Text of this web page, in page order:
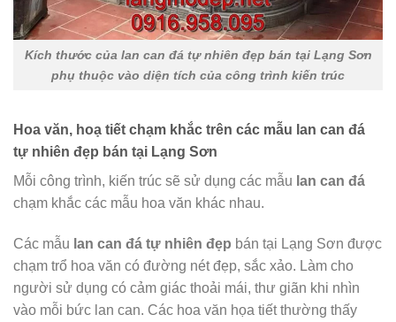
Kích thước của lan can đá tự nhiên đẹp bán tại Lạng Sơn
phụ thuộc vào diện tích của công trình kiến trúc
Hoa văn, hoạ tiết chạm khắc trên các mẫu lan can đá
tự nhiên đẹp bán tại Lạng Sơn
Mỗi công trình, kiến trúc sẽ sử dụng các mẫu lan can đá
chạm khắc các mẫu hoa văn khác nhau.
Các mẫu lan can đá tự nhiên đẹp bán tại Lạng Sơn được
chạm trổ hoa văn có đường nét đẹp, sắc xảo. Làm cho
người sử dụng có cảm giác thoải mái, thư giãn khi nhìn
vào mỗi bức lan can. Các hoa văn họa tiết thường thấy